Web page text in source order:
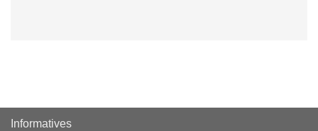
Informatives